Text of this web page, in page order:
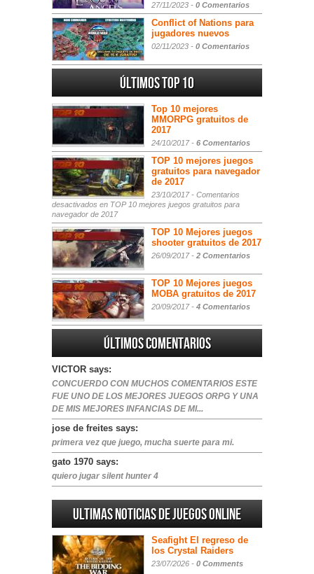
27/11/2023 - 0 Comentarios
Conflict of Nations para
jugadores nuevos
02/11/2023 - 0 Comentarios
Últimos Top 10
Top 10 mejores
MMORPG gratuitos de
2017
24/10/2017 - 6 Comentarios
TOP 10 mejores juegos
gratuitos para navegador
de 2017
23/10/2017 - Comentarios
desactivados en TOP 10 mejores juegos gratuitos para
navegador de 2017
TOP 10 Mejores juegos
shooter gratuitos de 2017
26/09/2017 - 2 Comentarios
TOP 10 Mejores juegos
MOBA gratuitos de 2017
20/09/2017 - 4 Comentarios
Últimos comentarios
VICTOR says:
CONCUERDO CON MUCHOS COMENTARIOS ESTE
FUE UNO DE LOS MEJORES JUEGOS ORPG Y UNA
DE MIS MEJORES INFANCIAS DE MI...
jose de freites says:
primera vez que juego, mucha suerte para mi.
gato 1970 says:
quiero jugar silent hunter 4
Ultimas noticias de juegos online
Seafight El regreso de
los Crystal Raiders
23/07/2026 - 0 Comments